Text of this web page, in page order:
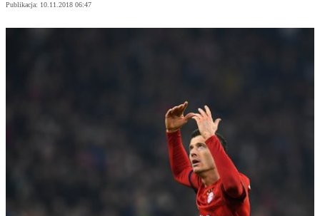
Publikacja: 10.11.2018 06:47